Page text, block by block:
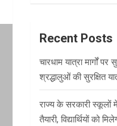
a
c
Recent Posts
चारधाम यात्रा मार्गों
श्रद्धालुओं की सुरक्षित
राज्य के सरकारी स्कूलों
तैयारी, विद्यार्थियों को